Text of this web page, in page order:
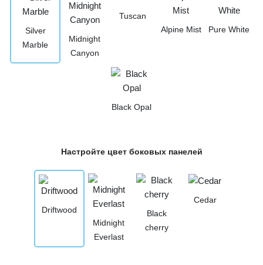
Silver
Marble
Midnight
Canyon
Tuscan
Alpine Mist
Pure White
Black Opal
Настройте цвет боковых панелей
Driftwood
Midnight
Everlast
Black
cherry
Cedar